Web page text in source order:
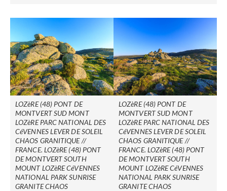
LOZèRE (48) PONT DE
MONTVERT SUD MONT
LOZèRE PARC NATIONAL DES
CéVENNES LEVER DE SOLEIL
CHAOS GRANITIQUE //
FRANCE. LOZèRE (48) PONT
DE MONTVERT SOUTH
MOUNT LOZèRE CéVENNES
NATIONAL PARK SUNRISE
GRANITE CHAOS
LOZèRE (48) PONT DE
MONTVERT SUD MONT
LOZèRE PARC NATIONAL DES
CéVENNES LEVER DE SOLEIL
CHAOS GRANITIQUE //
FRANCE. LOZèRE (48) PONT
DE MONTVERT SOUTH
MOUNT LOZèRE CéVENNES
NATIONAL PARK SUNRISE
GRANITE CHAOS